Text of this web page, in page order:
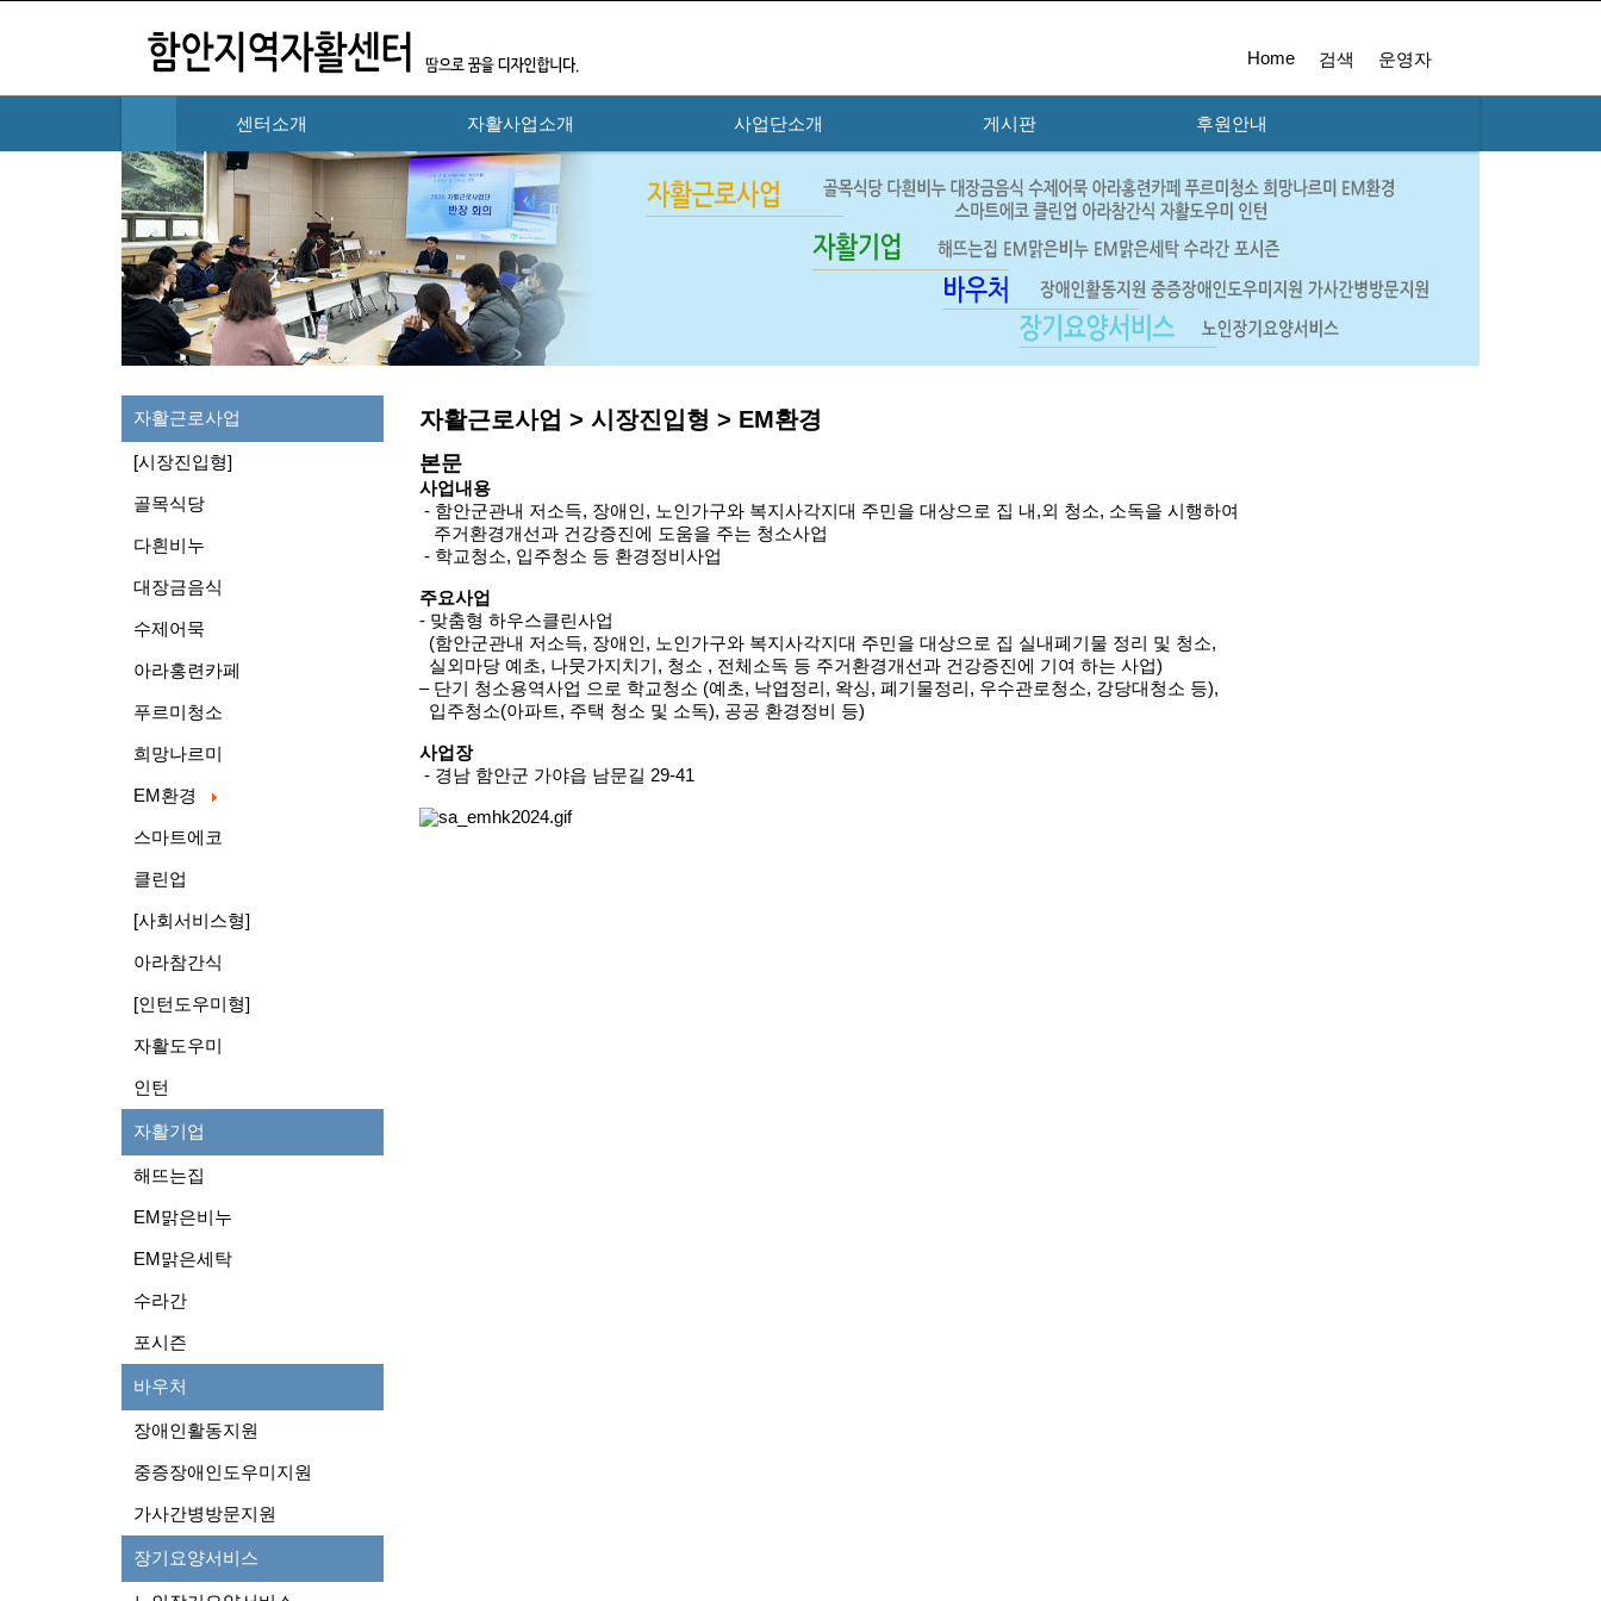
운영자
검색
Home
센터소개 자활사업소개 사업단소개 게시판
후원안내
자활근로사업 > 시장진입형 > EM환경
본문
사업내용
- 함안군관내 저소득, 장애인, 노인가구와 복지사각지대 주민을 대상으로 집 내,외 청소, 소독을 시행하여
주거환경개선과 건강증진에 도움을 주는 청소사업
- 학교청소, 입주청소 등 환경정비사업
주요사업
- 맞춤형 하우스클린사업
(함안군관내 저소득, 장애인, 노인가구와 복지사각지대 주민을 대상으로 집 실내폐기물 정리 및 청소,
실외마당 예초, 나뭇가지치기, 청소 , 전체소독 등 주거환경개선과 건강증진에 기여 하는 사업)
– 단기 청소용역사업 으로 학교청소 (예초, 낙엽정리, 왁싱, 폐기물정리, 우수관로청소, 강당대청소 등),
입주청소(아파트, 주택 청소 및 소독), 공공 환경정비 등)
사업장
- 경남 함안군 가야읍 남문길 29-41
자활근로사업
[시장진입형]
골목식당
다흰비누
대장금음식
수제어묵
아라홍련카페
푸르미청소
희망나르미
EM환경
스마트에코
클린업
[사회서비스형]
아라참간식
[인턴도우미형]
자활도우미
인턴
자활기업
해뜨는집
EM맑은비누
EM맑은세탁
수라간
포시즌
바우처
장애인활동지원
중증장애인도우미지원
가사간병방문지원
장기요양서비스